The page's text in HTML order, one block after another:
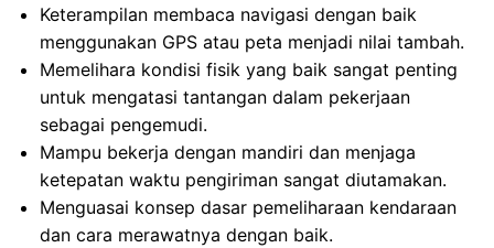
Keterampilan membaca navigasi dengan baik
menggunakan GPS atau peta menjadi nilai tambah.
Memelihara kondisi fisik yang baik sangat penting
untuk mengatasi tantangan dalam pekerjaan
sebagai pengemudi.
Mampu bekerja dengan mandiri dan menjaga
ketepatan waktu pengiriman sangat diutamakan.
Menguasai konsep dasar pemeliharaan kendaraan
dan cara merawatnya dengan baik.